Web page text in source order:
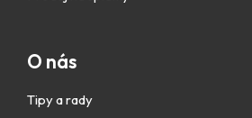
O nás
Tipy a rady